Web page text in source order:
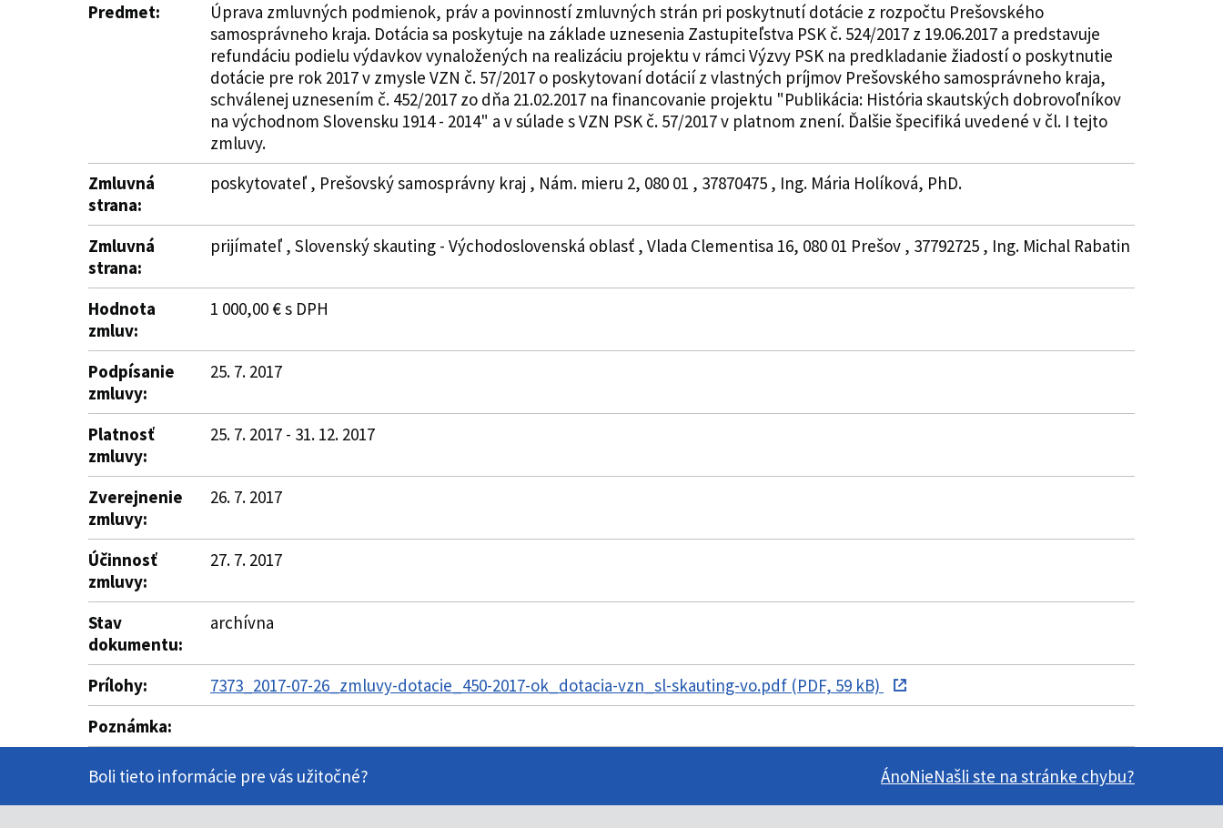
Predmet:
Úprava zmluvných podmienok, práv a povinností zmluvných strán pri poskytnutí dotácie z rozpočtu Prešovského
samosprávneho kraja. Dotácia sa poskytuje na základe uznesenia Zastupiteľstva PSK č. 524/2017 z 19.06.2017 a predstavuje
refundáciu podielu výdavkov vynaložených na realizáciu projektu v rámci Výzvy PSK na predkladanie žiadostí o poskytnutie
dotácie pre rok 2017 v zmysle VZN č. 57/2017 o poskytovaní dotácií z vlastných príjmov Prešovského samosprávneho kraja,
schválenej uznesením č. 452/2017 zo dňa 21.02.2017 na financovanie projektu "Publikácia: História skautských dobrovoľníkov
na východnom Slovensku 1914 - 2014" a v súlade s VZN PSK č. 57/2017 v platnom znení. Ďalšie špecifiká uvedené v čl. I tejto
zmluvy.
Zmluvná
strana:
poskytovateľ , Prešovský samosprávny kraj , Nám. mieru 2, 080 01 , 37870475 , Ing. Mária Holíková, PhD.
Zmluvná
strana:
prijímateľ , Slovenský skauting - Východoslovenská oblasť , Vlada Clementisa 16, 080 01 Prešov , 37792725 , Ing. Michal Rabatin
Hodnota
zmluv:
1 000,00 € s DPH
Podpísanie
zmluvy:
25. 7. 2017
Platnosť
zmluvy:
25. 7. 2017 - 31. 12. 2017
Zverejnenie
zmluvy:
26. 7. 2017
Účinnosť
zmluvy:
27. 7. 2017
Stav
dokumentu:
archívna
Prílohy:
7373_2017-07-26_zmluvy-dotacie_450-2017-ok_dotacia-vzn_sl-skauting-vo.pdf (PDF, 59 kB)
Poznámka:
Boli tieto informácie pre vás užitočné? ÁnoNieNašli ste na stránke chybu?